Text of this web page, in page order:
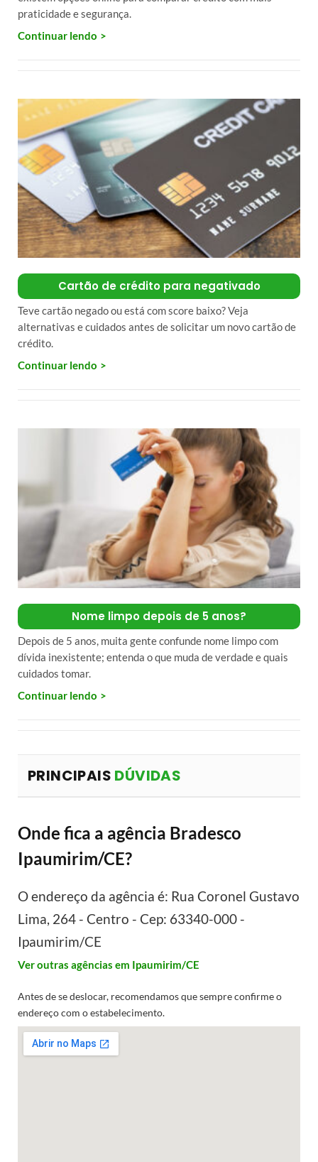
praticidade e segurança.
Continuar lendo
Cartão de crédito para negativado
Teve cartão negado ou está com score baixo? Veja
alternativas e cuidados antes de solicitar um novo cartão de
crédito.
Continuar lendo
Nome limpo depois de 5 anos?
Depois de 5 anos, muita gente confunde nome limpo com
dívida inexistente; entenda o que muda de verdade e quais
cuidados tomar.
Continuar lendo
PRINCIPAIS DÚVIDAS
Onde fica a agência Bradesco
Ipaumirim/CE?
O endereço da agência é: Rua Coronel Gustavo
Lima, 264 - Centro - Cep: 63340-000 -
Ipaumirim/CE
Ver outras agências em Ipaumirim/CE
Antes de se deslocar, recomendamos que sempre confirme o
endereço com o estabelecimento.